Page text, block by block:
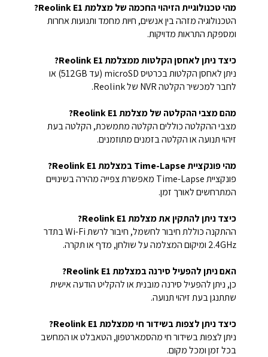
מהי טכנולוגיית הזיהוי החכמה של מצלמת Reolink E1?
הטכנולוגיה מזהה בין אנשים, חיות מחמד ותנועות אחרות
ומספקת התראות מדויקות.
כיצד ניתן לאחסן הקלטות ממצלמת Reolink E1?
ניתן לאחסן הקלטות בכרטיס microSD (עד 512GB) או
לחבר למכשיר הקלטה NVR של Reolink.
מהם מצבי ההקלטה של מצלמת Reolink E1?
מצבי ההקלטה כוללים הקלטה מתמשכת, הקלטה בעת
זיהוי תנועה או הקלטה בזמנים מתוזמנים.
מהי פונקציית Time-Lapse במצלמת Reolink E1?
פונקציית Time-Lapse מאפשרת צפייה מהירה בשינויים
המתרחשים לאורך זמן.
כיצד ניתן להתקין את מצלמת Reolink E1?
ההתקנה כוללת חיבור לחשמל, חיבור לרשת Wi-Fi בתדר
2.4GHz ומיקום המצלמה על שולחן, מדף או תקרה.
האם ניתן להפעיל סירנה במצלמת Reolink E1?
כן, ניתן להפעיל סירנה מובנית או להקליט הודעה אישית
שתתנגן בעת זיהוי תנועה.
כיצד ניתן לצפות בשידור חי ממצלמת Reolink E1?
ניתן לצפות בשידור חי מהסמארטפון, הטאבלט או המחשב
בכל זמן ומכל מקום.